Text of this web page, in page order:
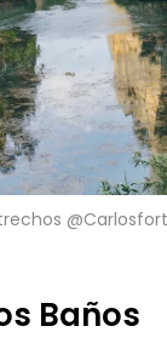
Baños